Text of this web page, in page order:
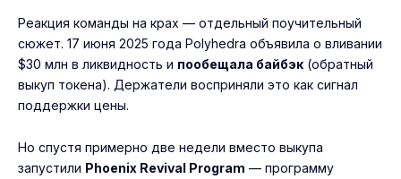
Реакция команды на крах — отдельный поучительный
сюжет. 17 июня 2025 года Polyhedra объявила о вливании
$30 млн в ликвидность и пообещала байбэк (обратный
выкуп токена). Держатели восприняли это как сигнал
поддержки цены.
Но спустя примерно две недели вместо выкупа
запустили Phoenix Revival Program — программу